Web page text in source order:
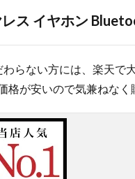
レス イヤホン
らない方には、楽天で
格が安いので気兼ねなく